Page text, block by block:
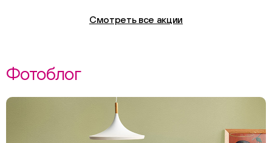
Смотреть все акции
Фотоблог